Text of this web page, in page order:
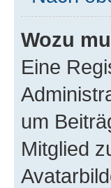
Wozu
Eine
um
Mitglied